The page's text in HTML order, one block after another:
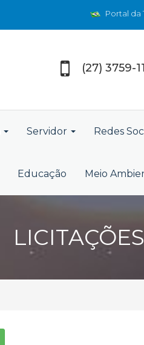
Portal da
(27) 3759-
Servidor Redes
Educação Meio
LICITAÇÕES